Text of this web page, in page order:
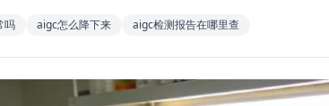
吗 aigc怎么降下来 aigc检测报告在哪里查